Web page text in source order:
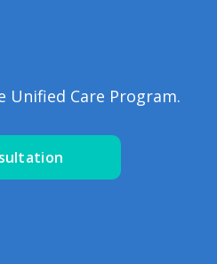
Unified Care Program.